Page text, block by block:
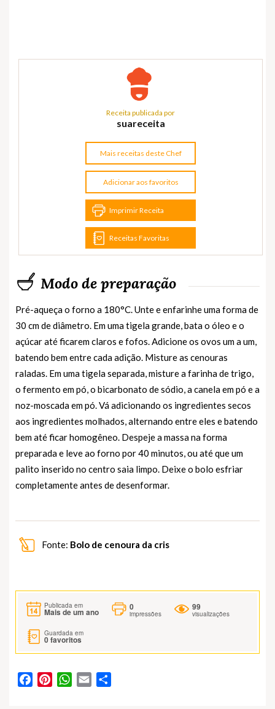
Receita publicada por
suareceita
Mais receitas deste Chef
Adicionar aos favoritos
Imprimir Receita
Receitas Favoritas
Modo de preparação
Pré-aqueça o forno a 180°C. Unte e enfarinhe uma forma de
30 cm de diâmetro. Em uma tigela grande, bata o óleo e o
açúcar até ficarem claros e fofos. Adicione os ovos um a um,
batendo bem entre cada adição. Misture as cenouras
raladas. Em uma tigela separada, misture a farinha de trigo,
o fermento em pó, o bicarbonato de sódio, a canela em pó e a
noz-moscada em pó. Vá adicionando os ingredientes secos
aos ingredientes molhados, alternando entre eles e batendo
bem até ficar homogêneo. Despeje a massa na forma
preparada e leve ao forno por 40 minutos, ou até que um
palito inserido no centro saia limpo. Deixe o bolo esfriar
completamente antes de desenformar.
Fonte: Bolo de cenoura da cris
Publicada em
Mais de um ano
0
impressões
99
visualizações
Guardada em
0favoritos
FacebookPinterestWhatsApp
Email